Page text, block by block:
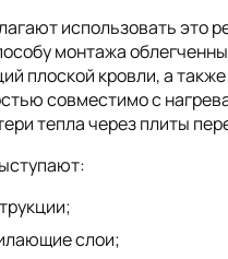
использовать это
монтажа
плоской кровли, а
совместимо с
тепла через плиты
слои;